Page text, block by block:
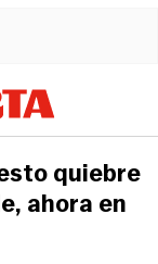
quiebre
ahora en